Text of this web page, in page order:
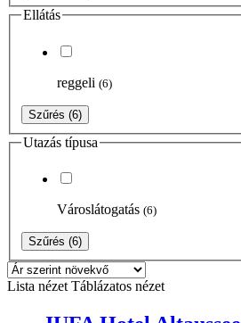
Ellátás
reggeli (6)
Szűrés (6)
Utazás típusa
Városlátogatás (6)
Szűrés (6)
Lista nézet Táblázatos nézet